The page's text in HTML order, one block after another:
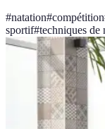
#natation#compétition
sportif#techniques de